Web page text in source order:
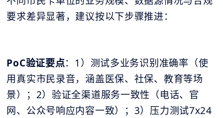
要求差异显著，建议按以下步骤推进：
PoC验证要点：1）测试多业务识别准确率（使
用真实市民录音，涵盖医保、社保、教育等场
景）；2）验证全渠道服务一致性（电话、官
网、公众号响应内容一致）；3）压力测试7x24